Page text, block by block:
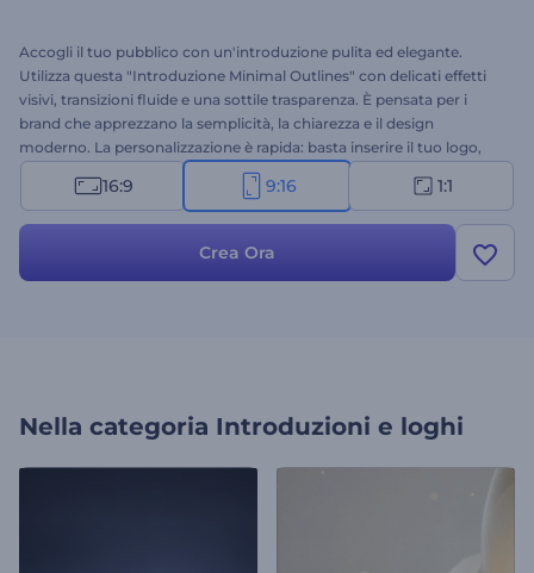
Accogli il tuo pubblico con un'introduzione pulita ed elegante.
Utilizza questa "Introduzione Minimal Outlines" con delicati effetti
visivi, transizioni fluide e una sottile trasparenza. È pensata per i
brand che apprezzano la semplicità, la chiarezza e il design
moderno. La personalizzazione è rapida: basta inserire il tuo logo,
digitare il testo e selezionare la traccia musicale preferita. Una scelta
ideale per aziende IT, creatori digitali, startup moderne, studi
16:9 9:16 1:1
Crea Ora
Nella categoria Introduzioni e loghi